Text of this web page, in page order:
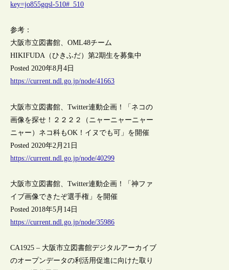
key=jo855gqsl-510#_510
参考：
大阪市立図書館、OML48チーム
HIKIFUDA（ひきふだ）第2期生を募集中
Posted 2020年8月4日
https://current.ndl.go.jp/node/41663
大阪市立図書館、Twitter連動企画！「ネコの
画像を探せ！２２２２（ニャーニャーニャー
ニャー）ネコ科もOK！イヌでも可」を開催
Posted 2020年2月21日
https://current.ndl.go.jp/node/40299
大阪市立図書館、Twitter連動企画！「神ファ
イブ画像できたぞ選手権」を開催
Posted 2018年5月14日
https://current.ndl.go.jp/node/35986
CA1925 – 大阪市立図書館デジタルアーカイブ
のオープンデータの利活用促進に向けた取り